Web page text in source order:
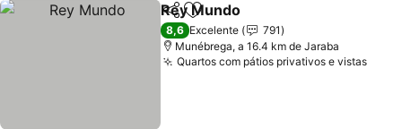
PartilharAdicionar aos favoritos
Rey Mundo
8,6 Excelente
791
Munébrega, a 16.4 km de Jaraba
Quartos com pátios privativos e vistasVer